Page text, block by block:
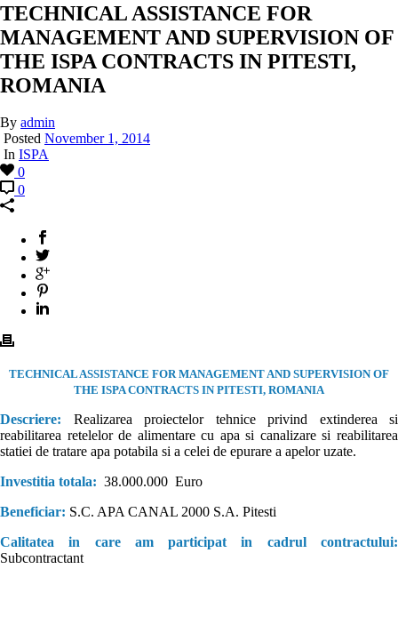
TECHNICAL ASSISTANCE FOR
MANAGEMENT AND SUPERVISION OF
THE ISPA CONTRACTS IN PITESTI,
ROMANIA
By admin
Posted November 1, 2014
In ISPA
0
0
TECHNICAL ASSISTANCE FOR MANAGEMENT AND SUPERVISION OF
THE ISPA CONTRACTS IN PITESTI, ROMANIA
Descriere:
Realizarea proiectelor tehnice privind extinderea si
reabilitarea retelelor de alimentare cu apa si canalizare si reabilitarea
statiei de tratare apa potabila si a celei de epurare a apelor uzate.
Investitia totala: 38.000.000 Euro
Beneficiar: S.C. APA CANAL 2000 S.A. Pitesti
Calitatea in care am participat in cadrul contractului:
Subcontractant